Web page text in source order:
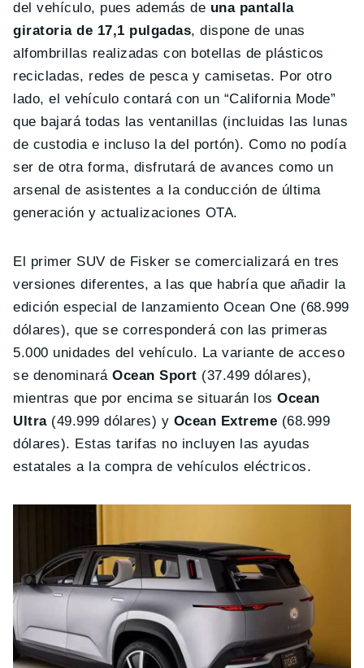
del vehículo, pues además de una pantalla
giratoria de 17,1 pulgadas, dispone de unas
alfombrillas realizadas con botellas de plásticos
recicladas, redes de pesca y camisetas. Por otro
lado, el vehículo contará con un “California Mode”
que bajará todas las ventanillas (incluidas las lunas
de custodia e incluso la del portón). Como no podía
ser de otra forma, disfrutará de avances como un
arsenal de asistentes a la conducción de última
generación y actualizaciones OTA.
El primer SUV de Fisker se comercializará en tres
versiones diferentes, a las que habría que añadir la
edición especial de lanzamiento Ocean One (68.999
dólares), que se corresponderá con las primeras
5.000 unidades del vehículo. La variante de acceso
se denominaráOcean Sport (37.499 dólares),
mientras que por encima se situarán losOcean
Ultra(49.999 dólares) y Ocean Extreme (68.999
dólares). Estas tarifas no incluyen las ayudas
estatales a la compra de vehículos eléctricos.